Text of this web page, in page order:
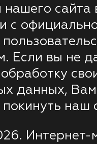
нашего сайта
с
Если вы не
данных, Вам
наш
Интернет-